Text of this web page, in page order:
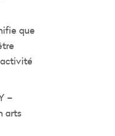
que
–
arts